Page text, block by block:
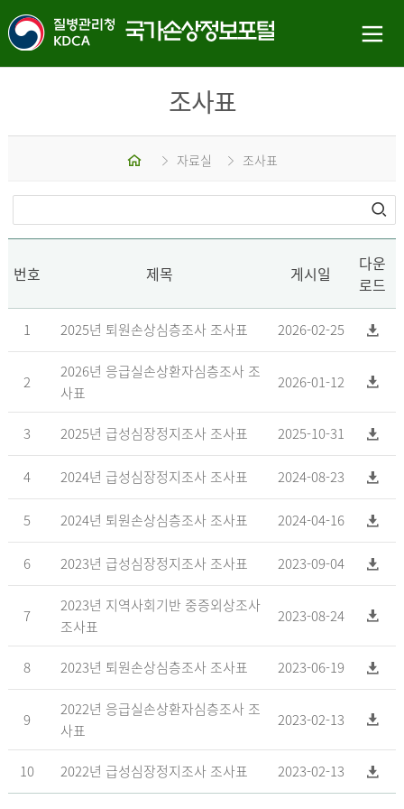
조사표
홈 자료실 조사표
번호 제목 게시일
다운
로드
1 2025년 퇴원손상심층조사 조사표 2026-02-25
2
2026년 응급실손상환자심층조사 조
사표
2026-01-12
3 2025년 급성심장정지조사 조사표 2025-10-31
4 2024년 급성심장정지조사 조사표 2024-08-23
5 2024년 퇴원손상심층조사 조사표 2024-04-16
6 2023년 급성심장정지조사 조사표 2023-09-04
7
2023년 지역사회기반 중증외상조사
조사표
2023-08-24
8 2023년 퇴원손상심층조사 조사표 2023-06-19
9
2022년 응급실손상환자심층조사 조
사표
2023-02-13
10 2022년 급성심장정지조사 조사표 2023-02-13